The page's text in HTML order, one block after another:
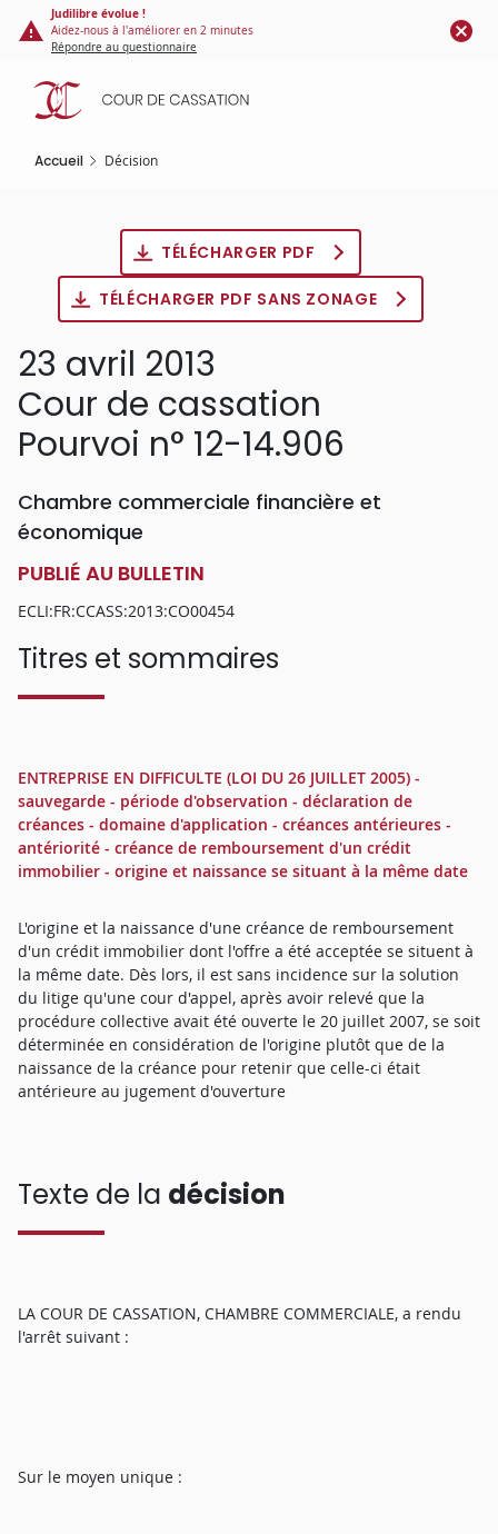
Panneau de gestion des cookies
contenu
principal
Judilibre évolue !
Aidez-nous à l'améliorer en 2 minutes
Répondre au questionnaire
Accueil Décision
TÉLÉCHARGER PDF
TÉLÉCHARGER PDF SANS ZONAGE
23 avril 2013
Cour de cassation
Pourvoi n° 12-14.906
Chambre commerciale financière et
économique
PUBLIÉ AU BULLETIN
ECLI:FR:CCASS:2013:CO00454
Titres et sommaires
ENTREPRISE EN DIFFICULTE (LOI DU 26 JUILLET 2005) -
sauvegarde - période d'observation - déclaration de
créances - domaine d'application - créances antérieures -
antériorité - créance de remboursement d'un crédit
immobilier - origine et naissance se situant à la même date
L'origine et la naissance d'une créance de remboursement
d'un crédit immobilier dont l'offre a été acceptée se situent à
la même date. Dès lors, il est sans incidence sur la solution
du litige qu'une cour d'appel, après avoir relevé que la
procédure collective avait été ouverte le 20 juillet 2007, se soit
déterminée en considération de l'origine plutôt que de la
naissance de la créance pour retenir que celle-ci était
antérieure au jugement d'ouverture
Texte de la décision
LA COUR DE CASSATION, CHAMBRE COMMERCIALE, a rendu
l'arrêt suivant :
Sur le moyen unique :